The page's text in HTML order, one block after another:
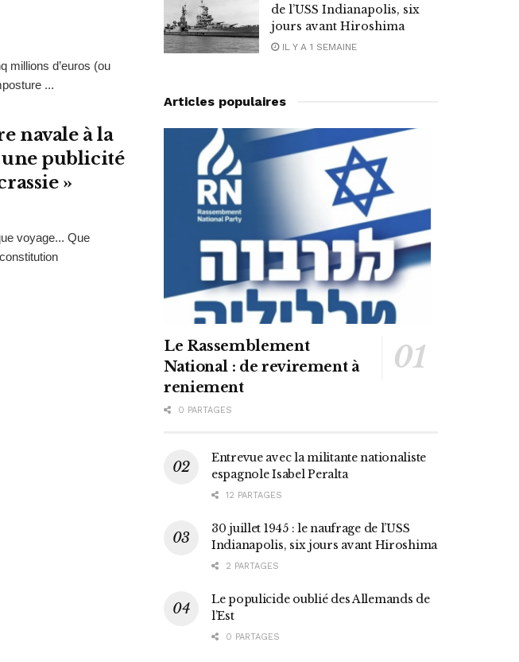
millions d’euros (ou
...
navale à la
publicité
»
voyage... Que
de l’USS Indianapolis, six
jours avant Hiroshima
IL Y A 1 SEMAINE
Articles populaires
Le Rassemblement
National : de revirement à
reniement
0 PARTAGES
Entrevue avec la militante nationaliste
espagnole Isabel Peralta
12 PARTAGES
30 juillet 1945 : le naufrage de l’USS
Indianapolis, six jours avant Hiroshima
2 PARTAGES
Le populicide oublié des Allemands de
l’Est
0 PARTAGES